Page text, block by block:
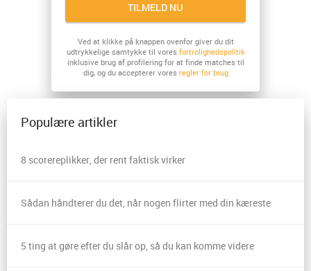
TILMELD NU
Ved at klikke på knappen ovenfor giver du dit
udtrykkelige samtykke til vores fortrolighedspolitik
inklusive brug af profilering for at finde matches til
dig, og du accepterer vores regler for brug
Populære artikler
8 scorereplikker, der rent faktisk virker
Sådan håndterer du det, når nogen flirter med din kæreste
5 ting at gøre efter du slår op, så du kan komme videre